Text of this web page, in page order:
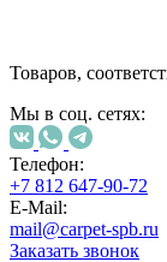
типу
с
Товаров,
Мы в соц. сетях:
Телефон:
+7 812 647-90-72
E-Mail:
mail@carpet-spb.ru
Заказать звонок